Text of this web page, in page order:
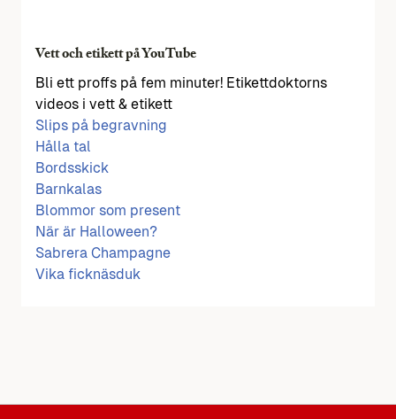
Vett och etikett på YouTube
Bli ett proffs på fem minuter! Etikettdoktorns
videos i vett & etikett
Slips på begravning
Hålla tal
Bordsskick
Barnkalas
Blommor som present
När är Halloween?
Sabrera Champagne
Vika ficknäsduk